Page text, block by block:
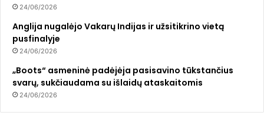
24/06/2026
Anglija nugalėjo Vakarų Indijas ir užsitikrino vietą
pusfinalyje
24/06/2026
„Boots“ asmeninė padėjėja pasisavino tūkstančius
svarų, sukčiaudama su išlaidų ataskaitomis
24/06/2026